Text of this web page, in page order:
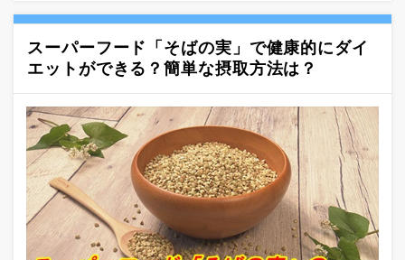
スーパーフード「そばの実」で健康的にダイ
エットができる？簡単な摂取方法は？